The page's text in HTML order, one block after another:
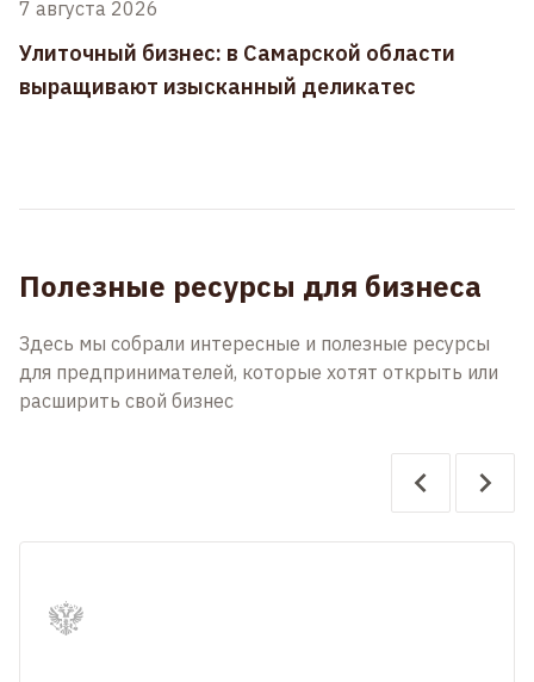
7 августа 2026
Улиточный бизнес: в Самарской области
выращивают изысканный деликатес
Полезные ресурсы для бизнеса
Здесь мы собрали интересные и полезные ресурсы
для предпринимателей, которые хотят открыть или
расширить свой бизнес